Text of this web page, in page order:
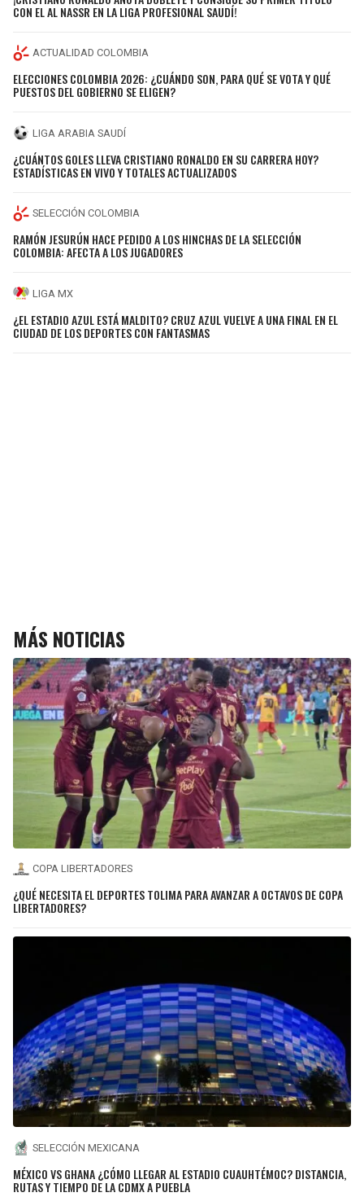
CON EL AL NASSR EN LA LIGA PROFESIONAL SAUDÍ!
ACTUALIDAD COLOMBIA
ELECCIONES COLOMBIA 2026: ¿CUÁNDO SON, PARA QUÉ SE VOTA Y QUÉ
PUESTOS DEL GOBIERNO SE ELIGEN?
LIGA ARABIA SAUDÍ
¿CUÁNTOS GOLES LLEVA CRISTIANO RONALDO EN SU CARRERA HOY?
ESTADÍSTICAS EN VIVO Y TOTALES ACTUALIZADOS
SELECCIÓN COLOMBIA
RAMÓN JESURÚN HACE PEDIDO A LOS HINCHAS DE LA SELECCIÓN
COLOMBIA: AFECTA A LOS JUGADORES
LIGA MX
¿EL ESTADIO AZUL ESTÁ MALDITO? CRUZ AZUL VUELVE A UNA FINAL EN EL
CIUDAD DE LOS DEPORTES CON FANTASMAS
MÁS NOTICIAS
COPA LIBERTADORES
¿QUÉ NECESITA EL DEPORTES TOLIMA PARA AVANZAR A OCTAVOS DE COPA
LIBERTADORES?
SELECCIÓN MEXICANA
MÉXICO VS GHANA ¿CÓMO LLEGAR AL ESTADIO CUAUHTÉMOC? DISTANCIA,
RUTAS Y TIEMPO DE LA CDMX A PUEBLA